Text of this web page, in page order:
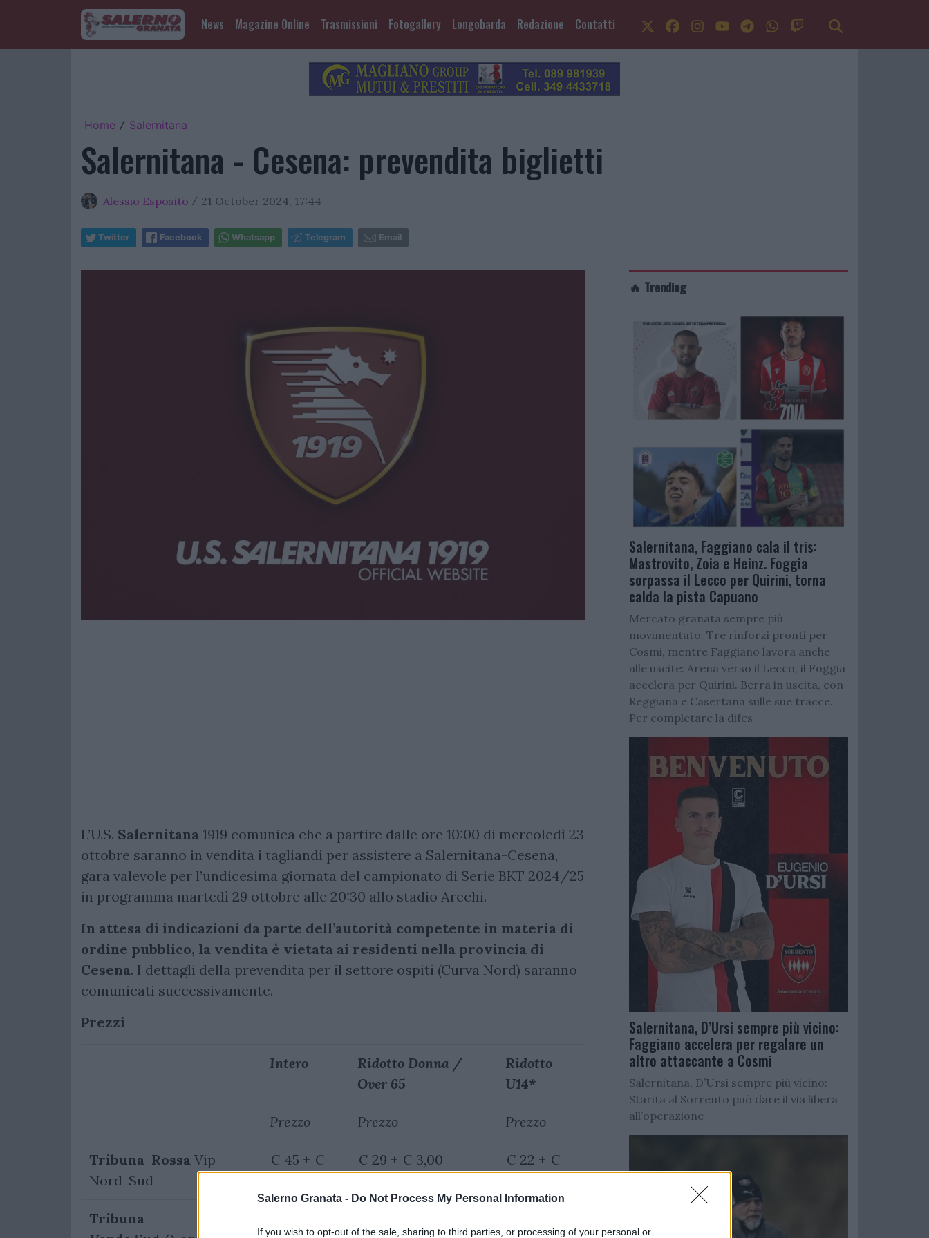
Salerno Granata - Do Not Process My Personal Information
If you wish to opt-out of the sale, sharing to third parties, or processing of your personal or
News Magazine Online Trasmissioni Fotogallery Longobarda Redazione Contatti
Home / Salernitana
Salernitana - Cesena: prevendita biglietti
Alessio Esposito / 21 October 2024, 17:44
Twitter Facebook Whatsapp Telegram Email
L’U.S. Salernitana 1919 comunica che a partire dalle ore 10:00 di mercoledì 23
ottobre saranno in vendita i tagliandi per assistere a Salernitana-Cesena,
gara valevole per l’undicesima giornata del campionato di Serie BKT 2024/25
in programma martedì 29 ottobre alle 20:30 allo stadio Arechi.
In attesa di indicazioni da parte dell’autorità competente in materia di
ordine pubblico, la vendita è vietata ai residenti nella provincia di
Cesena. I dettagli della prevendita per il settore ospiti (Curva Nord) saranno
comunicati successivamente.
Prezzi
Intero
Ridotto Donna /
Over 65
Ridotto
U14*
Prezzo Prezzo Prezzo
Tribuna Rossa Vip
Nord-Sud
€ 45 + €
€ 29 + € 3,00
€ 22 + €
Tribuna
🔥 Trending
Salernitana, Faggiano cala il tris:
Mastrovito, Zoia e Heinz. Foggia
sorpassa il Lecco per Quirini, torna
calda la pista Capuano
Mercato granata sempre più
movimentato. Tre rinforzi pronti per
Cosmi, mentre Faggiano lavora anche
alle uscite: Arena verso il Lecco, il Foggia
accelera per Quirini. Berra in uscita, con
Reggiana e Casertana sulle sue tracce.
Per completare la difes
Salernitana, D’Ursi sempre più vicino:
Faggiano accelera per regalare un
altro attaccante a Cosmi
Salernitana, D’Ursi sempre più vicino:
Starita al Sorrento può dare il via libera
all’operazione